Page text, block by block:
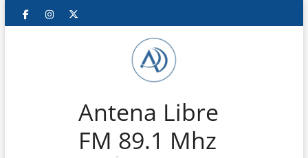
Saltar
FacebookInstagram
Antena Libre
FM 89.1 Mhz